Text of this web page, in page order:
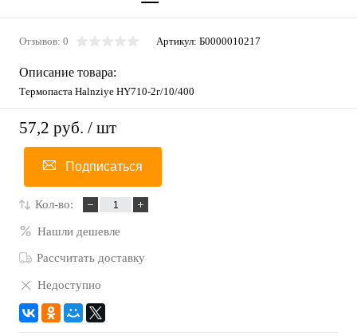
Отзывов: 0 Артикул: Б0000010217
Описание товара:
Термопаста Halnziye HY710-2г/10/400
57,2 руб. / шт
Подписаться
Кол-во:
Нашли дешевле
Рассчитать доставку
Недоступно